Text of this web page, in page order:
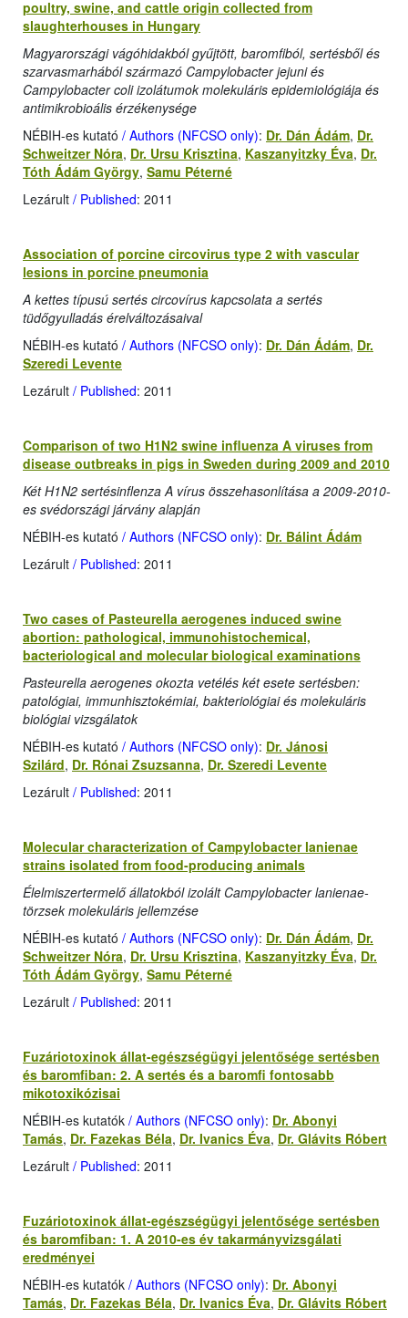
poultry, swine, and cattle origin collected from
slaughterhouses in Hungary
Magyarországi vágóhidakból gyűjtött, baromfiból, sertésből és
szarvasmarhából származó Campylobacter jejuni és
Campylobacter coli izolátumok molekuláris epidemiológiája és
antimikrobioális érzékenysége
NÉBIH-es kutató / Authors (NFCSO only): Dr. Dán Ádám, Dr.
Schweitzer Nóra, Dr. Ursu Krisztina, Kaszanyitzky Éva, Dr.
Tóth Ádám György, Samu Péterné
Lezárult / Published: 2011
Association of porcine circovirus type 2 with vascular
lesions in porcine pneumonia
A kettes típusú sertés circovírus kapcsolata a sertés
tüdőgyulladás érelváltozásaival
NÉBIH-es kutató / Authors (NFCSO only): Dr. Dán Ádám, Dr.
Szeredi Levente
Lezárult / Published: 2011
Comparison of two H1N2 swine influenza A viruses from
disease outbreaks in pigs in Sweden during 2009 and 2010
Két H1N2 sertésinflenza A vírus összehasonlítása a 2009-2010-
es svédországi járvány alapján
NÉBIH-es kutató / Authors (NFCSO only): Dr. Bálint Ádám
Lezárult / Published: 2011
Two cases of Pasteurella aerogenes induced swine
abortion: pathological, immunohistochemical,
bacteriological and molecular biological examinations
Pasteurella aerogenes okozta vetélés két esete sertésben:
patológiai, immunhisztokémiai, bakteriológiai és molekuláris
biológiai vizsgálatok
NÉBIH-es kutató / Authors (NFCSO only): Dr. Jánosi
Szilárd, Dr. Rónai Zsuzsanna, Dr. Szeredi Levente
Lezárult / Published: 2011
Molecular characterization of Campylobacter lanienae
strains isolated from food-producing animals
Élelmiszertermelő állatokból izolált Campylobacter lanienae-
törzsek molekuláris jellemzése
NÉBIH-es kutató / Authors (NFCSO only): Dr. Dán Ádám, Dr.
Schweitzer Nóra, Dr. Ursu Krisztina, Kaszanyitzky Éva, Dr.
Tóth Ádám György, Samu Péterné
Lezárult / Published: 2011
Fuzáriotoxinok állat-egészségügyi jelentősége sertésben
és baromfiban: 2. A sertés és a baromfi fontosabb
mikotoxikózisai
NÉBIH-es kutatók / Authors (NFCSO only): Dr. Abonyi
Tamás, Dr. Fazekas Béla, Dr. Ivanics Éva, Dr. Glávits Róbert
Lezárult / Published: 2011
Fuzáriotoxinok állat-egészségügyi jelentősége sertésben
és baromfiban: 1. A 2010-es év takarmányvizsgálati
eredményei
NÉBIH-es kutatók / Authors (NFCSO only): Dr. Abonyi
Tamás, Dr. Fazekas Béla, Dr. Ivanics Éva, Dr. Glávits Róbert